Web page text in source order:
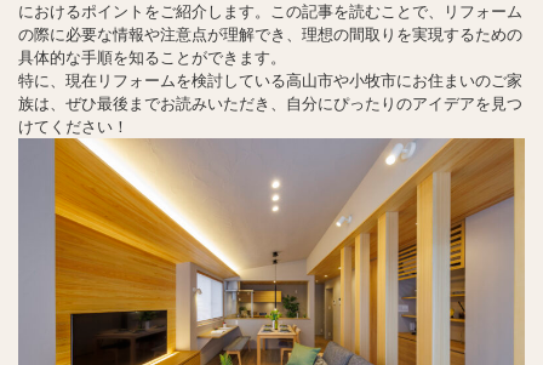
におけるポイントをご紹介します。この記事を読むことで、リフォーム
の際に必要な情報や注意点が理解でき、理想の間取りを実現するための
具体的な手順を知ることができます。
特に、現在リフォームを検討している高山市や小牧市にお住まいのご家
族は、ぜひ最後までお読みいただき、自分にぴったりのアイデアを見つ
けてください！